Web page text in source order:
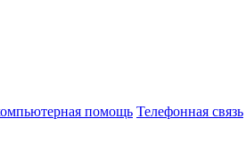
помощь Телефонная связь